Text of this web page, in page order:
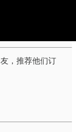
，推荐他们订